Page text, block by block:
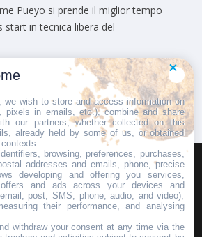
Pueyo si prende il miglior tempo
start in tecnica libera del
INVIA UN COMUNICATO STAMPA
, we wish to store and access information on
pixels in emails, etc.), combine and share
our partners, whether collected on this
already held by some of us, or obtained
browsing, preferences, purchases,
addresses and emails, phone, precise
developing and offering you services,
and ads across your devices and
post, SMS, phone, audio, and video),
their performance, and analysing
withdraw your consent at any time via the